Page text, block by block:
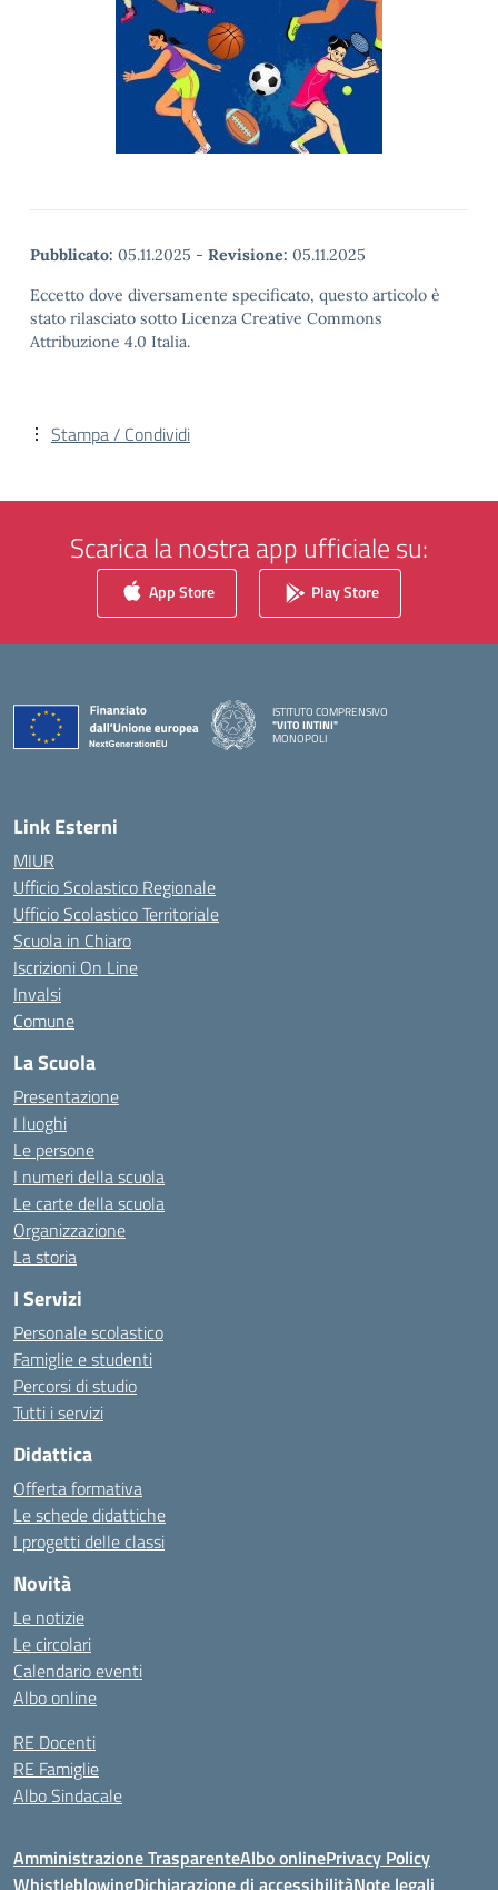
Pubblicato: 05.11.2025 - Revisione: 05.11.2025
Eccetto dove diversamente specificato, questo articolo è
stato rilasciato sotto Licenza Creative Commons
Attribuzione 4.0 Italia.
Stampa / Condividi
Scarica la nostra app ufficiale su:
App Store Play Store
ISTITUTO COMPRENSIVO
"VITO INTINI"
MONOPOLI
Link Esterni
MIUR
Ufficio Scolastico Regionale
Ufficio Scolastico Territoriale
Scuola in Chiaro
Iscrizioni On Line
Invalsi
Comune
La Scuola
Presentazione
I luoghi
Le persone
I numeri della scuola
Le carte della scuola
Organizzazione
La storia
I Servizi
Personale scolastico
Famiglie e studenti
Percorsi di studio
Tutti i servizi
Didattica
Offerta formativa
Le schede didattiche
I progetti delle classi
Novità
Le notizie
Le circolari
Calendario eventi
Albo online
RE Docenti
RE Famiglie
Albo Sindacale
Amministrazione TrasparenteAlbo onlinePrivacy Policy
WhistleblowingDichiarazione di accessibilitàNote legali